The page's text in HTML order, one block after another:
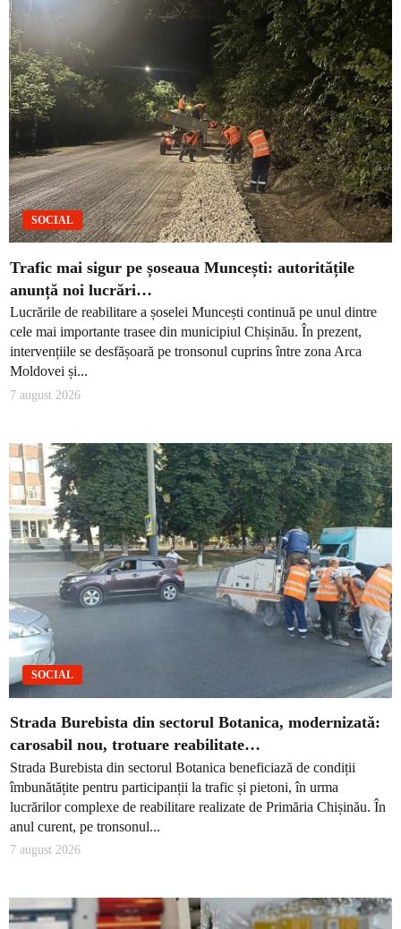
SOCIAL
Trafic mai sigur pe șoseaua Muncești: autoritățile
anunță noi lucrări…
Lucrările de reabilitare a șoselei Muncești continuă pe unul dintre
cele mai importante trasee din municipiul Chișinău. În prezent,
intervențiile se desfășoară pe tronsonul cuprins între zona Arca
Moldovei și...
7 august 2026
SOCIAL
Strada Burebista din sectorul Botanica, modernizată:
carosabil nou, trotuare reabilitate…
Strada Burebista din sectorul Botanica beneficiază de condiții
îmbunătățite pentru participanții la trafic și pietoni, în urma
lucrărilor complexe de reabilitare realizate de Primăria Chișinău. În
anul curent, pe tronsonul...
7 august 2026